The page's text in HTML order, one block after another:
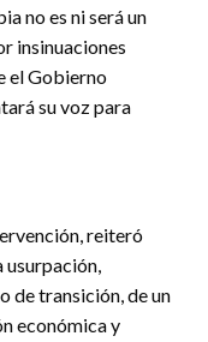
no es ni será un
insinuaciones
el Gobierno
su voz para
reiteró
usurpación,
de transición, de un
económica y